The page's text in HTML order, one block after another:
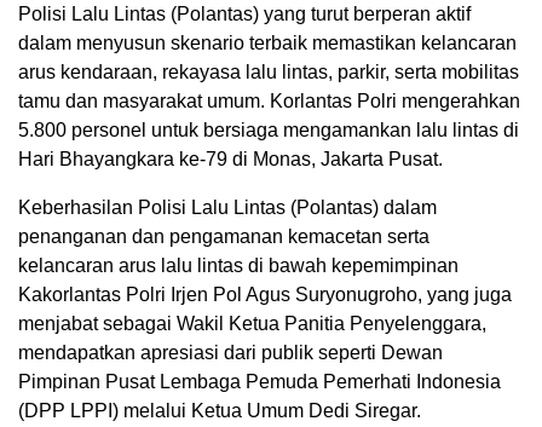
Polisi Lalu Lintas (Polantas) yang turut berperan aktif
dalam menyusun skenario terbaik memastikan kelancaran
arus kendaraan, rekayasa lalu lintas, parkir, serta mobilitas
tamu dan masyarakat umum. Korlantas Polri mengerahkan
5.800 personel untuk bersiaga mengamankan lalu lintas di
Hari Bhayangkara ke-79 di Monas, Jakarta Pusat.
Keberhasilan Polisi Lalu Lintas (Polantas) dalam
penanganan dan pengamanan kemacetan serta
kelancaran arus lalu lintas di bawah kepemimpinan
Kakorlantas Polri Irjen Pol Agus Suryonugroho, yang juga
menjabat sebagai Wakil Ketua Panitia Penyelenggara,
mendapatkan apresiasi dari publik seperti Dewan
Pimpinan Pusat Lembaga Pemuda Pemerhati Indonesia
(DPP LPPI) melalui Ketua Umum Dedi Siregar.